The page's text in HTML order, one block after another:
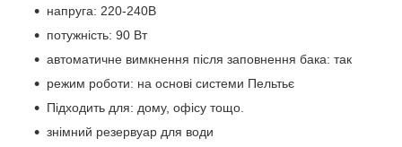
напруга: 220-240В
потужність: 90 Вт
автоматичне вимкнення після заповнення бака: так
режим роботи: на основі системи Пельтьє
Підходить для: дому, офісу тощо.
знімний резервуар для води